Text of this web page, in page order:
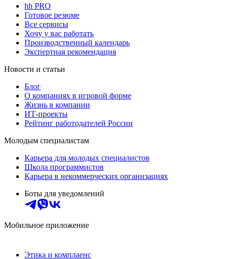
hh PRO
Готовое резюме
Все сервисы
Хочу у вас работать
Производственный календарь
Экспертная рекомендация
Новости и статьи
Блог
О компаниях в игровой форме
Жизнь в компании
ИТ-проекты
Рейтинг работодателей России
Молодым специалистам
Карьера для молодых специалистов
Школа программистов
Карьера в некоммерческих организациях
Боты для уведомлений
Мобильное приложение
Этика и комплаенс